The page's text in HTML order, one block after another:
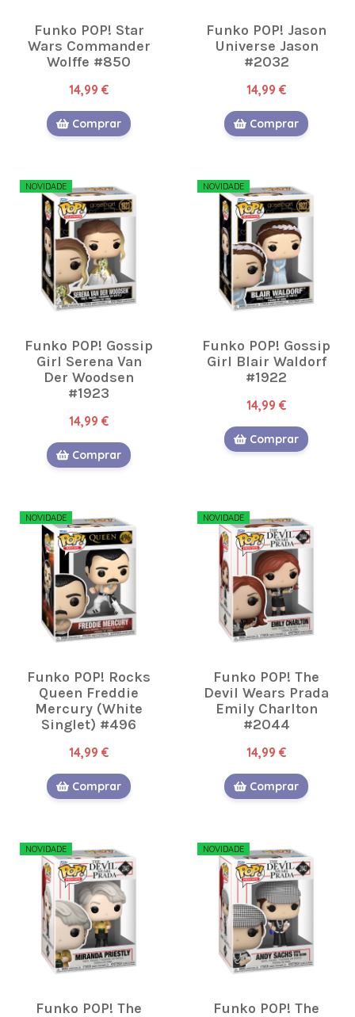
Funko POP! Star
Wars Commander
Wolffe #850
14,99 €
Comprar
Funko POP! Jason
Universe Jason
#2032
14,99 €
Comprar
NOVIDADE
Funko POP! Gossip
Girl Serena Van
Der Woodsen
#1923
14,99 €
Comprar
NOVIDADE
Funko POP! Gossip
Girl Blair Waldorf
#1922
14,99 €
Comprar
NOVIDADE
Funko POP! Rocks
Queen Freddie
Mercury (White
Singlet) #496
14,99 €
Comprar
NOVIDADE
Funko POP! The
Devil Wears Prada
Emily Charlton
#2044
14,99 €
Comprar
NOVIDADE
Funko POP! The
NOVIDADE
Funko POP! The